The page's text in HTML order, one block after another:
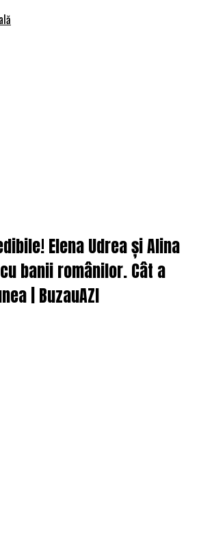
Elena Udrea și Alina
banii românilor. Cât a
| BuzauAZI